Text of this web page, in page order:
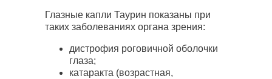
Глазные капли Таурин показаны при
таких заболеваниях органа зрения:
дистрофия роговичной оболочки
глаза;
катаракта (возрастная,